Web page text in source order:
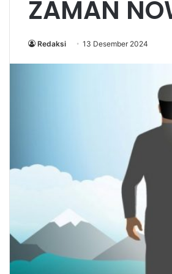
ZAMAN
Redaksi 13 Desember 2024